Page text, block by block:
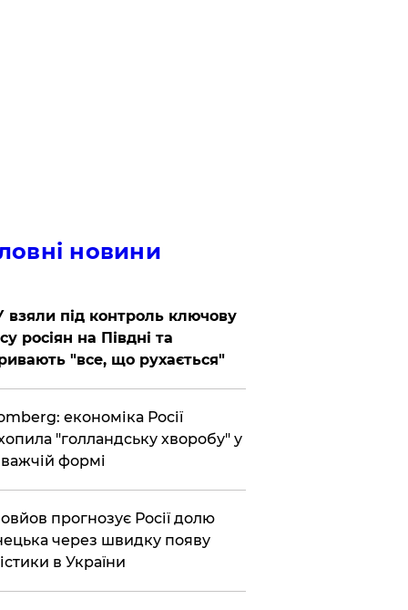
новини
взяли під контроль ключову
росіян на Півдні та
"все, що рухається"
економіка Росії
"голландську хворобу" у
формі
прогнозує Росії долю
через швидку появу
в України